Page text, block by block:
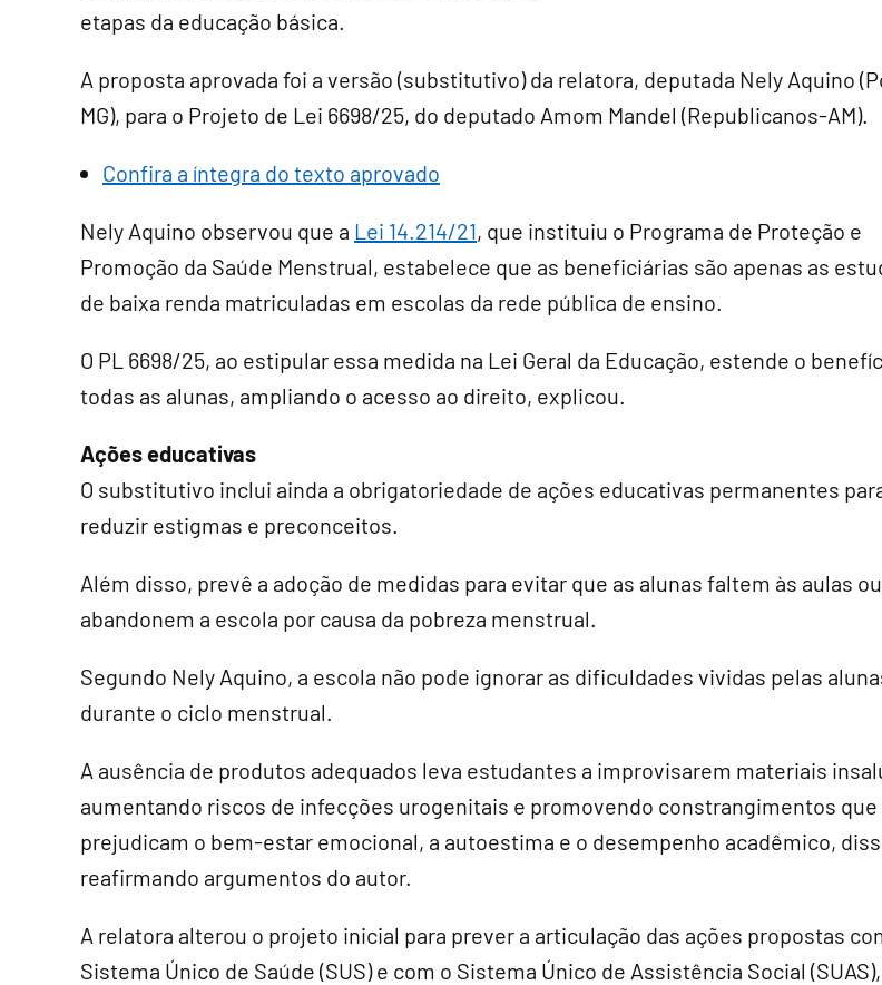
etapas da educação básica.
A proposta aprovada foi a versão (substitutivo) da relatora, deputada Nely Aquino
MG), para o Projeto de Lei 6698/25, do deputado Amom Mandel (Republicanos-AM).
Confira a íntegra do texto aprovado
Nely Aquino observou que a Lei 14.214/21, que instituiu o Programa de Proteção e
Promoção da Saúde Menstrual, estabelece que as beneficiárias são apenas as
de baixa renda matriculadas em escolas da rede pública de ensino.
O PL 6698/25, ao estipular essa medida na Lei Geral da Educação, estende o
todas as alunas, ampliando o acesso ao direito, explicou.
Ações educativas
O substitutivo inclui ainda a obrigatoriedade de ações educativas permanentes
reduzir estigmas e preconceitos.
Além disso, prevê a adoção de medidas para evitar que as alunas faltem às aulas ou
abandonem a escola por causa da pobreza menstrual.
Segundo Nely Aquino, a escola não pode ignorar as dificuldades vividas pelas
durante o ciclo menstrual.
A ausência de produtos adequados leva estudantes a improvisarem materiais
aumentando riscos de infecções urogenitais e promovendo constrangimentos que
prejudicam o bem-estar emocional, a autoestima e o desempenho acadêmico,
reafirmando argumentos do autor.
A relatora alterou o projeto inicial para prever a articulação das ações propostas
Sistema Único de Saúde (SUS) e com o Sistema Único de Assistência Social (SUAS),